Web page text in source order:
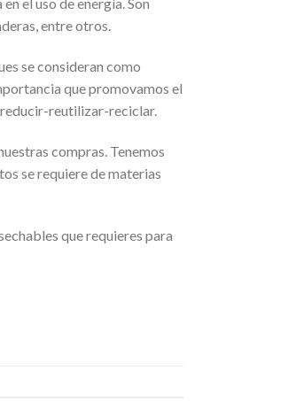
entre otros.
se consideran como
que promovamos el
reducir-reutilizar-reciclar.
compras. Tenemos
se requiere de materias
que requieres para